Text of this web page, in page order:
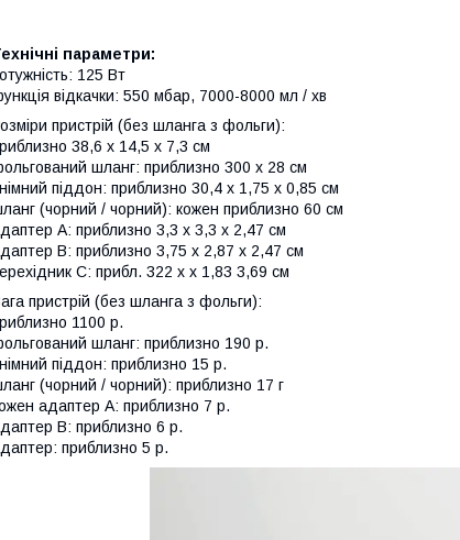
параметри:
125 Вт
відкачки: 550 мбар, 7000-8000 мл / хв
пристрій (без шланга з фольги):
38,6 x 14,5 x 7,3 см
шланг: приблизно 300 x 28 см
піддон: приблизно 30,4 х 1,75 х 0,85 см
(чорний / чорний): кожен приблизно 60 см
A: приблизно 3,3 x 3,3 x 2,47 см
B: приблизно 3,75 x 2,87 x 2,47 см
C: прибл. 322 x x 1,83 3,69 см
пристрій (без шланга з фольги):
1100 р.
шланг: приблизно 190 р.
піддон: приблизно 15 р.
(чорний / чорний): приблизно 17 г
адаптер A: приблизно 7 р.
B: приблизно 6 р.
приблизно 5 р.